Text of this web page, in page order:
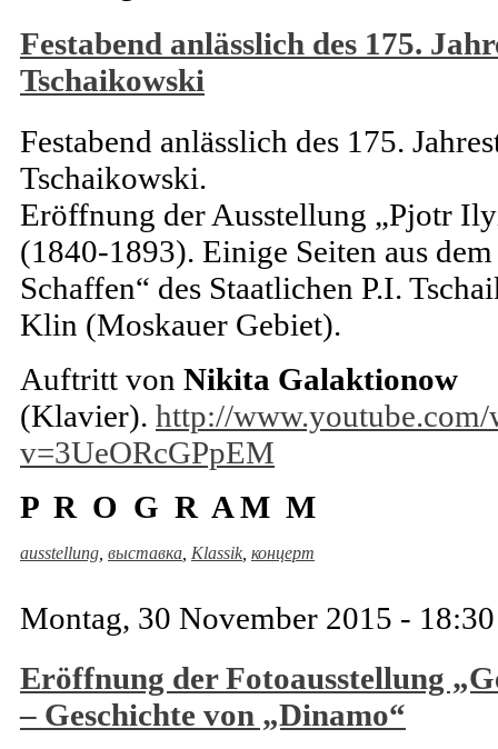
Festabend anlässlich des 175.
Tschaikowski
Festabend anlässlich des 175.
Tschaikowski.
Eröffnung der Ausstellung „Pjotr
(1840-1893). Einige Seiten aus
Schaffen“ des Staatlichen P.I.
Klin (Moskauer Gebiet).
Auftritt von Nikita Galaktionow
(Klavier). http://www.youtube.com/
v=3UeORcGPpEM
P R O G R A M M
ausstellung выставка Klassik концерт
Montag, 30 November 2015 - 18:30
Eröffnung der Fotoausstellung
– Geschichte von „Dinamo“